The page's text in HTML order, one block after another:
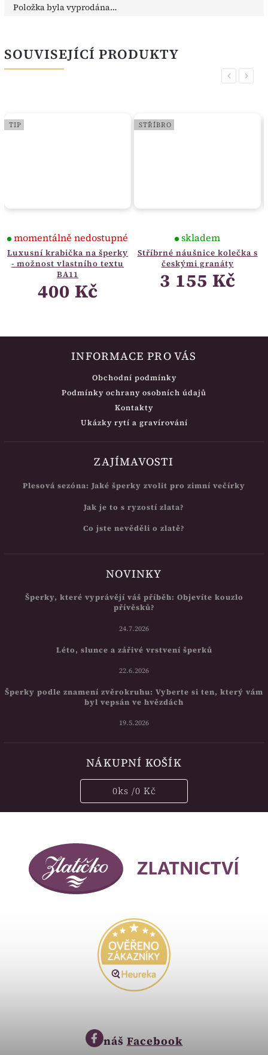
Položka byla vyprodána…
SOUVISEJÍCÍ PRODUKTY
Previous
TIP
Luxusní krabička na šperky
- možnost vlastního textu
BA11
momentálně nedostupné
400 Kč
STŘÍBRO
Stříbrné náušnice kolečka s
českými granáty
skladem
3 155 Kč
Next
INFORMACE PRO VÁS
Obchodní podmínky
Podmínky ochrany osobních údajů
Kontakty
Ukázky rytí a gravírování
ZAJÍMAVOSTI
Plesová sezóna: Jaké šperky zvolit pro zimní večírky
Jak je to s ryzostí zlata?
Co jste nevěděli o zlatě?
NOVINKY
Šperky, které vyprávějí váš příběh: Objevíte kouzlo
přívěsků?
24.7.2026
Léto, slunce a zářivé vrstvení šperků
22.6.2026
Šperky podle znamení zvěrokruhu: Vyberte si ten, který vám
byl vepsán ve hvězdách
19.5.2026
NÁKUPNÍ KOŠÍK
0ks /0 Kč
náš Facebook